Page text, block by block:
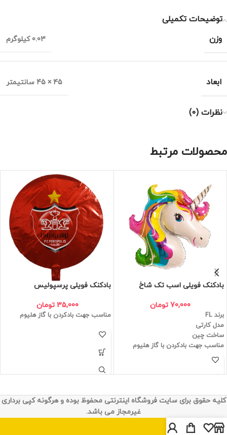
توضیحات تکمیلی
وزن
0.03 کیلوگرم
ابعاد 45 × 45 سانتیمتر
نظرات (0)
محصولات مرتبط
بادکنک فویلی اسب تک شاخ
70,000 تومان
برند FL
مدل کارتی
ساخت چین
مناسب جهت بادکردن با گاز هلیوم
بادکنک فویلی پرسپولیس
35,000 تومان
مناسب جهت بادکردن با گاز هلیوم
کلیه حقوق برای سایت فروشگاه اینترنتی محفوظ بوده و هرگونه کپی برداری
غیرمجاز می باشد.